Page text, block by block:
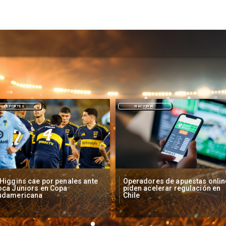
de apuestas online
acelerar regulación en
NACIONAL
Fallece Lucy López Cruz,
primera medallista chilena en
Juegos Panamericanos
DEPORTES